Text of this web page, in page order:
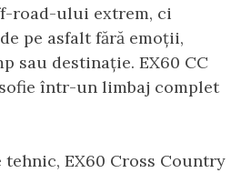
road-ului extrem, ci
pe asfalt fără emoții,
sau destinație. EX60 CC
într-un limbaj complet
EX60 Cross Country